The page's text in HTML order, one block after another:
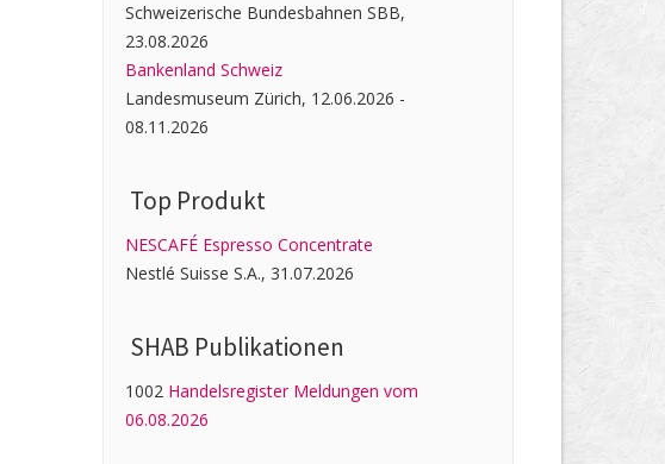
Schweizerische Bundesbahnen SBB,
23.08.2026
Bankenland Schweiz
Landesmuseum Zürich, 12.06.2026 -
08.11.2026
Top Produkt
NESCAFÉ Espresso Concentrate
Nestlé Suisse S.A., 31.07.2026
SHAB Publi­kati­onen
1002 Handelsregister Meldungen vom
06.08.2026